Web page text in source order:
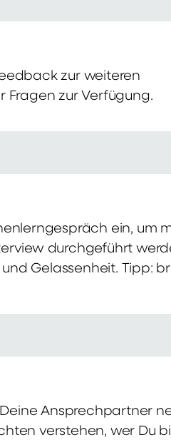
zur weiteren
Fragen zur Verfügung.
ein, um
durchgeführt
Gelassenheit. Tipp:
Ansprechpartner
verstehen, wer Du